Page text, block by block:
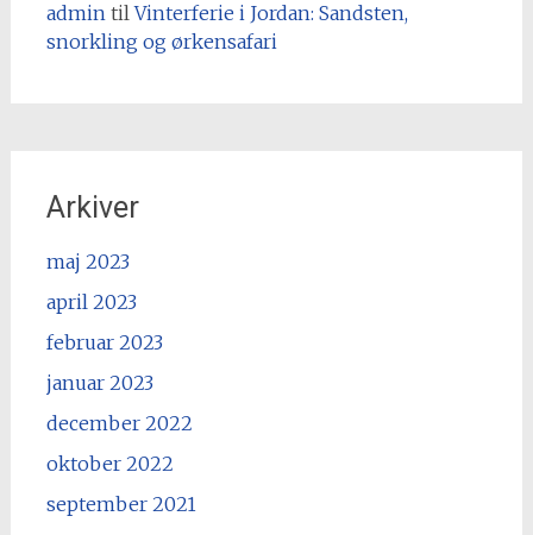
admintilVinterferie i Jordan: Sandsten,
snorkling og ørkensafari
Arkiver
maj 2023
april 2023
februar 2023
januar 2023
december 2022
oktober 2022
september 2021